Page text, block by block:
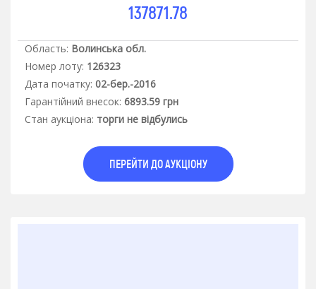
137871.78
Область: Волинська обл.
Номер лоту: 126323
Дата початку: 02-бер.-2016
Гарантiйний внесок: 6893.59 грн
Стан аукцiона: торги не відбулись
ПЕРЕЙТИ ДО АУКЦІОНУ